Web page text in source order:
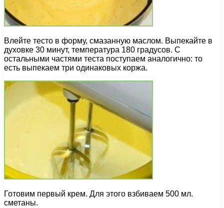
Влейте тесто в форму, смазанную маслом. Выпекайте в
духовке 30 минут, температура 180 градусов. С
остальными частями теста поступаем аналогично: то
есть выпекаем три одинаковых коржа.
Готовим первый крем. Для этого взбиваем 500 мл.
сметаны.